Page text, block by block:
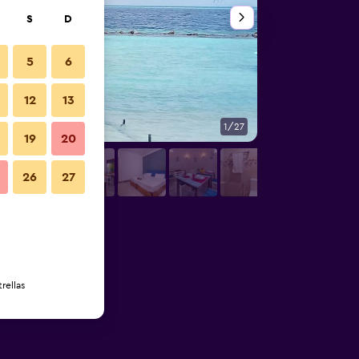
1/27
S D
5 6
12 13
19 20
26 27